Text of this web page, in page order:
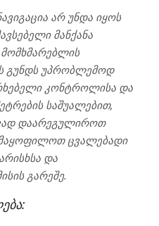
არ უნდა იყოს
მანქანა
გუნდს უპრობლემოდ
კონტროლისა და
საშუალებით,
დაარეგულიროთ
ცვალებადი
და
გარეშე.